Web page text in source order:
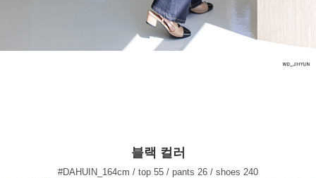
블랙 컬러
#DAHUIN_164cm / top 55 / pants 26 / shoes 240